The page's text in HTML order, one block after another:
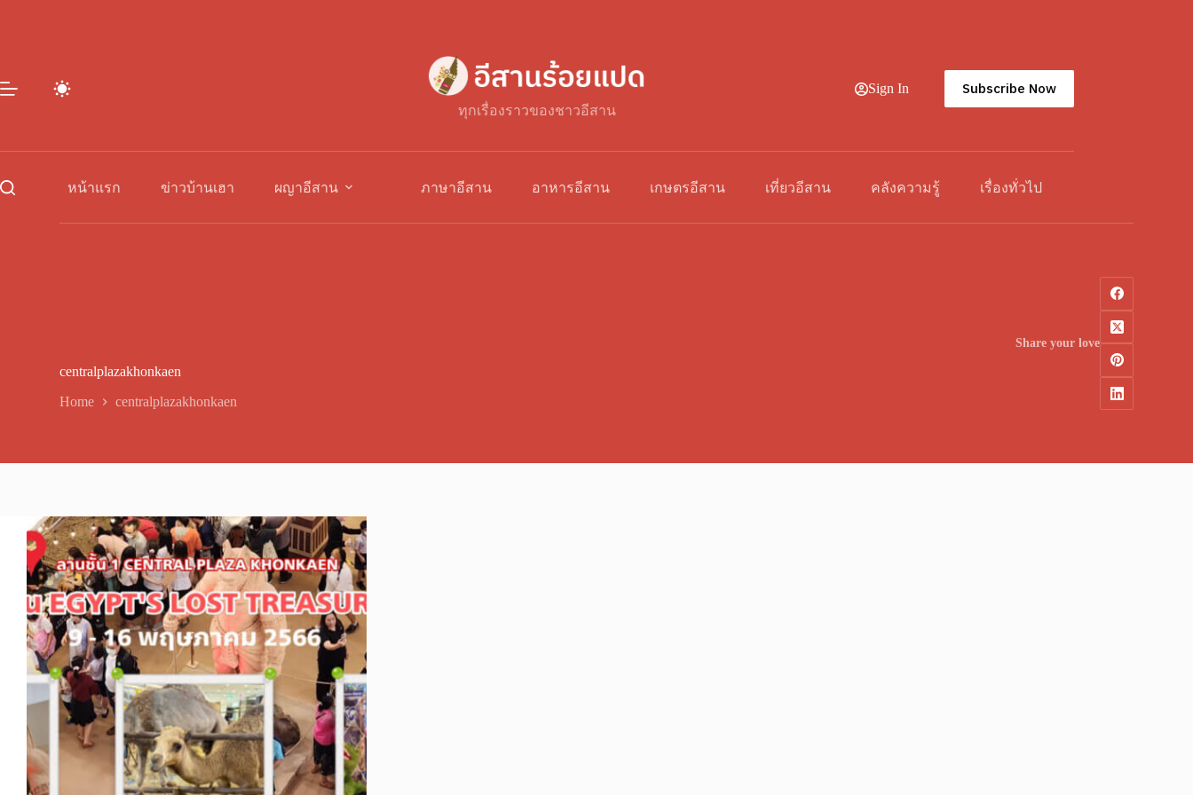
ทุกเรื่องราวของชาวอีสาน
Sign In Subscribe Now
หน้าแรก ข่าวบ้านเฮา ผญาอีสาน ภาษาอีสาน อาหารอีสาน เกษตรอีสาน เที่ยวอีสาน คลังความรู้ เรื่องทั่วไป
centralplazakhonkaen
Home centralplazakhonkaen
Share your love